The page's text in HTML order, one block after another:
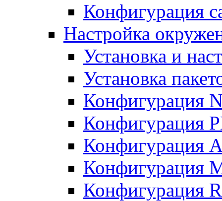
Конфигурация
Настройка
Установка и
Установка
Конфигурация
Конфигурация
Конфигурация
Конфигурация
Конфигурация